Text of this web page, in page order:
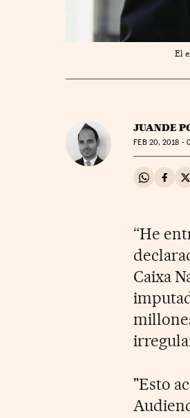
El
JUANDE
FEB20, 2018 -
“He
Caixa
"Esto